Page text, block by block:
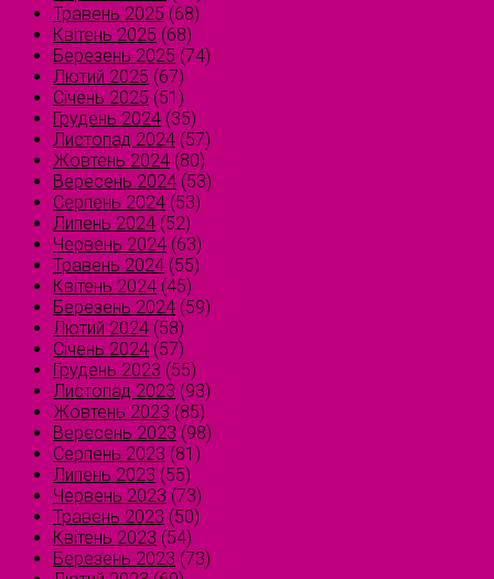
Травень 2025 (68)
Квітень 2025 (68)
Березень 2025 (74)
Лютий 2025 (67)
Січень 2025 (51)
Грудень 2024 (35)
Листопад 2024 (57)
Жовтень 2024 (80)
Вересень 2024 (53)
Серпень 2024 (53)
Липень 2024 (52)
Червень 2024 (63)
Травень 2024 (55)
Квітень 2024 (45)
Березень 2024 (59)
Лютий 2024 (58)
Січень 2024 (57)
Грудень 2023 (55)
Листопад 2023 (93)
Жовтень 2023 (85)
Вересень 2023 (98)
Серпень 2023 (81)
Липень 2023 (55)
Червень 2023 (73)
Травень 2023 (50)
Квітень 2023 (54)
Березень 2023 (73)